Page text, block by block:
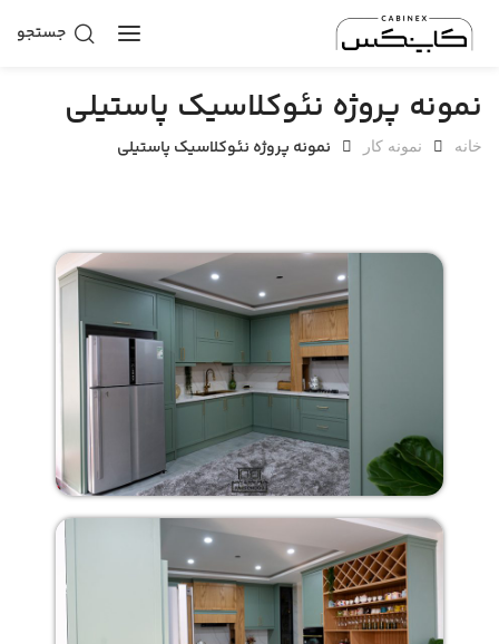
جستجو
نمونه پروژه نئوکلاسیک پاستیلی
خانه نمونه کار نمونه پروژه نئوکلاسیک پاستیلی